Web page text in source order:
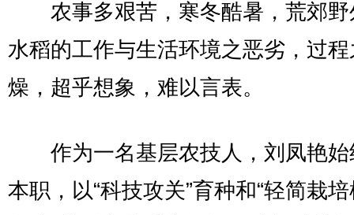
农事多艰苦，寒冬酷暑，荒郊野
水稻的工作与生活环境之恶劣，过
燥，超乎想象，难以言表。
作为一名基层农技人，刘凤艳始
本职，以“科技攻关”育种和“轻简栽